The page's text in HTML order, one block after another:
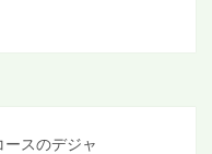
ースのデジャ